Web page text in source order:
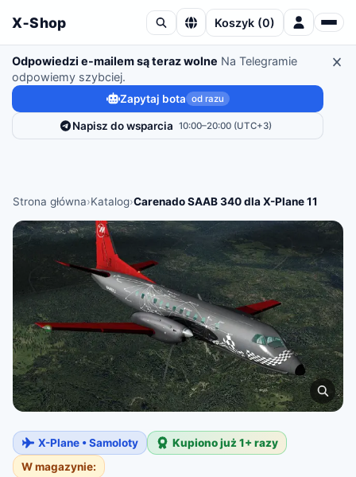
X‑Shop Koszyk (0)
Odpowiedzi e-mailem są teraz wolne Na Telegramie
odpowiemy szybciej.
Zapytaj bota od razu
Napisz do wsparcia 10:00–20:00 (UTC+3)
Strona główna›Katalog›Carenado SAAB 340 dla X-Plane 11
X-Plane • Samoloty
Kupiono już 1+ razy
W magazynie: